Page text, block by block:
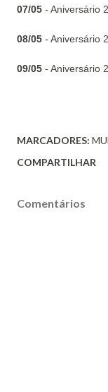
07/05 - Aniversário
08/05 - Aniversário
09/05 - Aniversário
MARCADORES:
COMPARTILHAR
Comentários